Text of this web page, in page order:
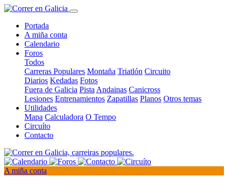
Portada
A miña conta
Calendario
Foros
Todos
Carreras Populares Montaña Triatlón Circuito
Diarios Kedadas Fotos
Fuera de Galicia Pista Andainas Canicross
Lesiones Entrenamientos Zapatillas Planos Otros temas
Utilidades
Mapa Calculadora O Tempo
Circuíto
Contacto
A miña conta